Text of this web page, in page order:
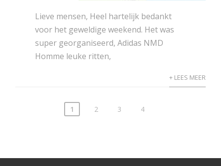
Lieve mensen, Heel hartelijk bedankt
voor het geweldige weekend. Het was
super georganiseerd,Adidas NMD
Homme leuke ritten,
+ LEES MEER
1 2 3 4